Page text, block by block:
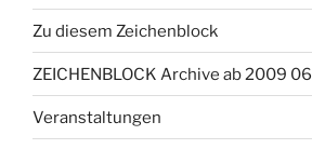
Zu diesem Zeichenblock
ZEICHENBLOCK Archive ab 2009 06
Veranstaltungen